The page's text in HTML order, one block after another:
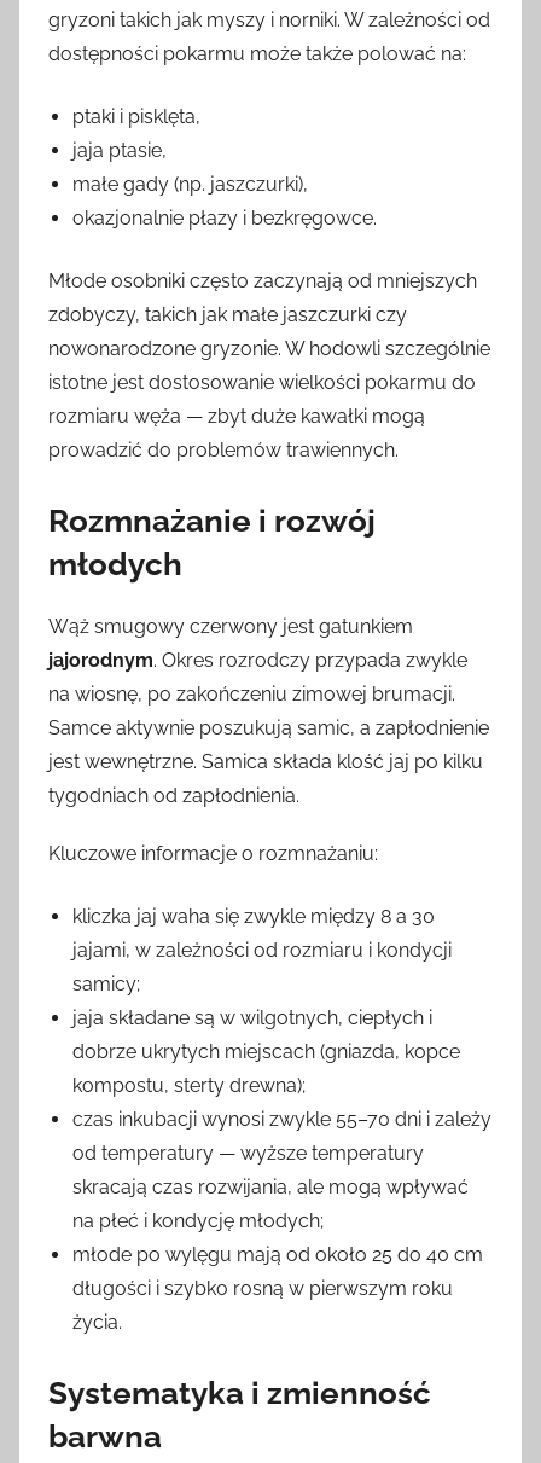
gryzoni takich jak myszy i norniki. W zależności od
dostępności pokarmu może także polować na:
ptaki i pisklęta,
jaja ptasie,
małe gady (np. jaszczurki),
okazjonalnie płazy i bezkręgowce.
Młode osobniki często zaczynają od mniejszych
zdobyczy, takich jak małe jaszczurki czy
nowonarodzone gryzonie. W hodowli szczególnie
istotne jest dostosowanie wielkości pokarmu do
rozmiaru węża — zbyt duże kawałki mogą
prowadzić do problemów trawiennych.
Rozmnażanie i rozwój
młodych
Wąż smugowy czerwony jest gatunkiem
jajorodnym. Okres rozrodczy przypada zwykle
na wiosnę, po zakończeniu zimowej brumacji.
Samce aktywnie poszukują samic, a zapłodnienie
jest wewnętrzne. Samica składa klość jaj po kilku
tygodniach od zapłodnienia.
Kluczowe informacje o rozmnażaniu:
kliczka jaj waha się zwykle między 8 a 30
jajami, w zależności od rozmiaru i kondycji
samicy;
jaja składane są w wilgotnych, ciepłych i
dobrze ukrytych miejscach (gniazda, kopce
kompostu, sterty drewna);
czas inkubacji wynosi zwykle 55–70 dni i zależy
od temperatury — wyższe temperatury
skracają czas rozwijania, ale mogą wpływać
na płeć i kondycję młodych;
młode po wylęgu mają od około 25 do 40 cm
długości i szybko rosną w pierwszym roku
życia.
Systematyka i zmienność
barwna